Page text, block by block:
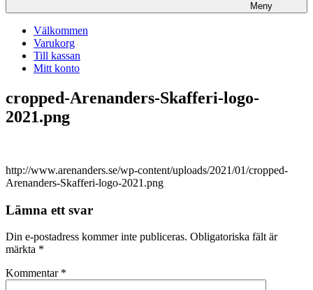
Meny
Välkommen
Varukorg
Till kassan
Mitt konto
cropped-Arenanders-Skafferi-logo-
2021.png
http://www.arenanders.se/wp-content/uploads/2021/01/cropped-
Arenanders-Skafferi-logo-2021.png
Lämna ett svar
Din e-postadress kommer inte publiceras. Obligatoriska fält är
märkta *
Kommentar *